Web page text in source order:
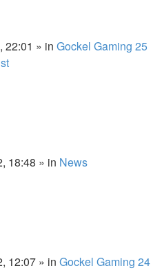
22:01 » in Gockel Gaming 25
18:48 » in News
12:07 » in Gockel Gaming 24